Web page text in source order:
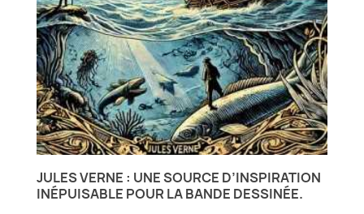
JULES VERNE : UNE SOURCE D’INSPIRATION
INÉPUISABLE POUR LA BANDE DESSINÉE.